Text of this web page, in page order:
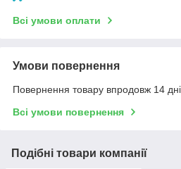
Всі умови оплати
Умови повернення
Повернення товару впродовж 14
Всі умови повернення
Подібні товари компанії